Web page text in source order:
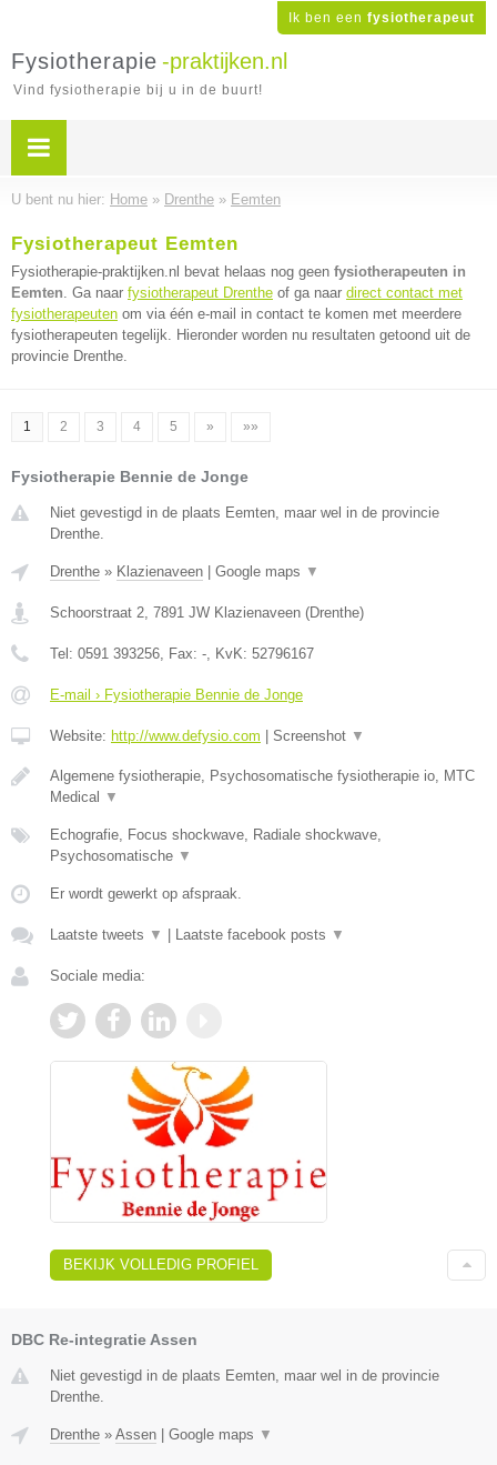
Ik ben een fysiotherapeut
Fysiotherapie -praktijken.nl
Vind fysiotherapie bij u in de buurt!
U bent nu hier: Home » Drenthe » Eemten
Fysiotherapeut Eemten
Fysiotherapie-praktijken.nl bevat helaas nog geen fysiotherapeuten in
Eemten. Ga naar fysiotherapeut Drenthe of ga naar direct contact met
fysiotherapeuten om via één e-mail in contact te komen met meerdere
fysiotherapeuten tegelijk. Hieronder worden nu resultaten getoond uit de
provincie Drenthe.
1 2 3 4 5 » »»
Fysiotherapie Bennie de Jonge
Niet gevestigd in de plaats Eemten, maar wel in de provincie
Drenthe.
Drenthe » Klazienaveen Google maps ▼
Schoorstraat 2, 7891 JW Klazienaveen (Drenthe)
Tel: 0591 393256, Fax: -, KvK: 52796167
E-mail › Fysiotherapie Bennie de Jonge
Website: http://www.defysio.com Screenshot ▼
Algemene fysiotherapie, Psychosomatische fysiotherapie io, MTC
Medical
▼
Echografie, Focus shockwave, Radiale shockwave,
Psychosomatische ▼
Er wordt gewerkt op afspraak.
Laatste tweets ▼ Laatste facebook posts ▼
Sociale media:
BEKIJK VOLLEDIG PROFIEL
DBC Re-integratie Assen
Niet gevestigd in de plaats Eemten, maar wel in de provincie
Drenthe.
Drenthe » Assen Google maps ▼